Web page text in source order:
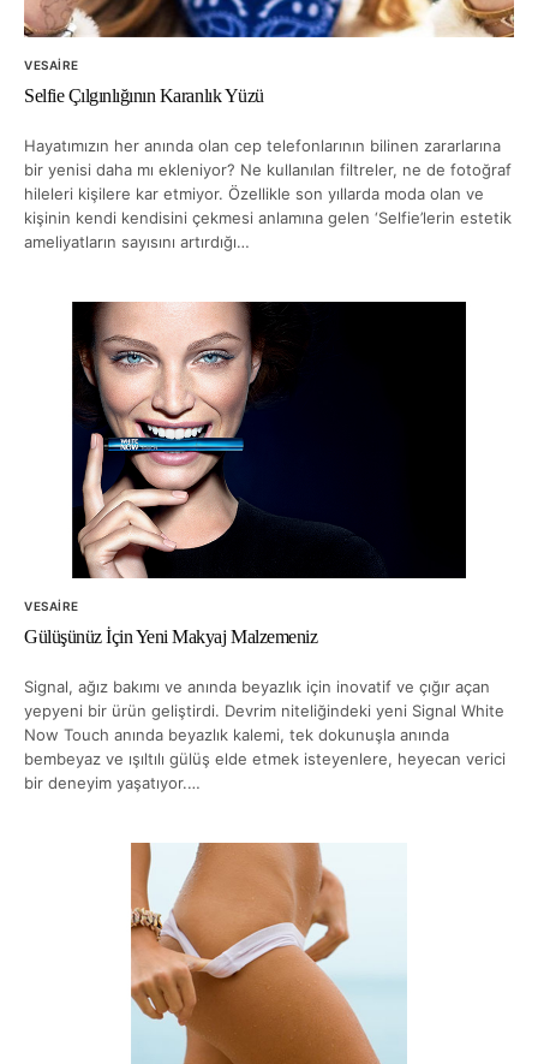
VESAIRE
Selfie Çılgınlığının Karanlık Yüzü
Hayatımızın her anında olan cep telefonlarının bilinen zararlarına
bir yenisi daha mı ekleniyor? Ne kullanılan filtreler, ne de fotoğraf
hileleri kişilere kar etmiyor. Özellikle son yıllarda moda olan ve
kişinin kendi kendisini çekmesi anlamına gelen ‘Selfie’lerin estetik
ameliyatların sayısını artırdığı…
VESAIRE
Gülüşünüz İçin Yeni Makyaj Malzemeniz
Signal, ağız bakımı ve anında beyazlık için inovatif ve çığır açan
yepyeni bir ürün geliştirdi. Devrim niteliğindeki yeni Signal White
Now Touch anında beyazlık kalemi, tek dokunuşla anında
bembeyaz ve ışıltılı gülüş elde etmek isteyenlere, heyecan verici
bir deneyim yaşatıyor.…